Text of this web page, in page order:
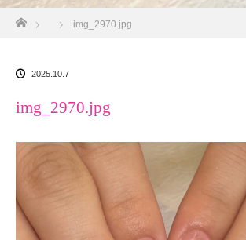
img_2970.jpg
2025.10.7
img_2970.jpg